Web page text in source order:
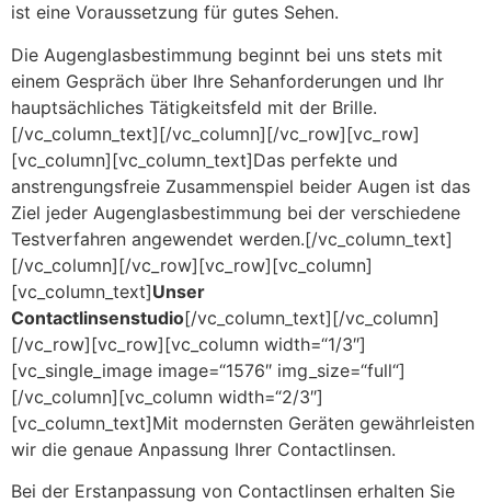
ist eine Voraussetzung für gutes Sehen.
Die Augenglasbestimmung beginnt bei uns stets mit
einem Gespräch über Ihre Sehanforderungen und Ihr
hauptsächliches Tätigkeitsfeld mit der Brille.
[/vc_column_text][/vc_column][/vc_row][vc_row]
[vc_column][vc_column_text]Das perfekte und
anstrengungsfreie Zusammenspiel beider Augen ist das
Ziel jeder Augenglasbestimmung bei der verschiedene
Testverfahren angewendet werden.[/vc_column_text]
[/vc_column][/vc_row][vc_row][vc_column]
[vc_column_text]Unser
Contactlinsenstudio[/vc_column_text][/vc_column]
[/vc_row][vc_row][vc_column width=“1/3″]
[vc_single_image image=“1576″ img_size=“full“]
[/vc_column][vc_column width=“2/3″]
[vc_column_text]Mit modernsten Geräten gewährleisten
wir die genaue Anpassung Ihrer Contactlinsen.
Bei der Erstanpassung von Contactlinsen erhalten Sie